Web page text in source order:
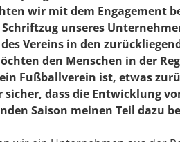
wir mit dem Engagement
unseres
Vereins in den
den Menschen in der
Fußballverein ist, etwas
sicher, dass die Entwicklung
Saison meinen Teil dazu